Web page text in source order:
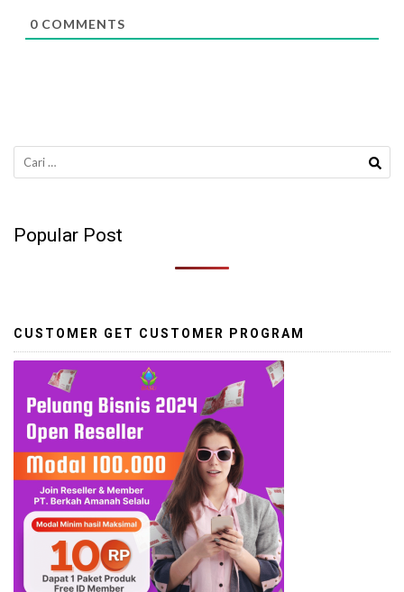
0COMMENTS
Cari
untuk:
Popular Post
CUSTOMER GET CUSTOMER PROGRAM